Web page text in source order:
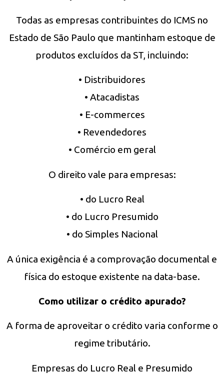
Todas as empresas contribuintes do ICMS no
Estado de São Paulo que mantinham estoque de
produtos excluídos da ST, incluindo:
• Distribuidores
• Atacadistas
• E-commerces
• Revendedores
• Comércio em geral
O direito vale para empresas:
• do Lucro Real
• do Lucro Presumido
• do Simples Nacional
A única exigência é a comprovação documental e
física do estoque existente na data-base.
Como utilizar o crédito apurado?
A forma de aproveitar o crédito varia conforme o
regime tributário.
Empresas do Lucro Real e Presumido